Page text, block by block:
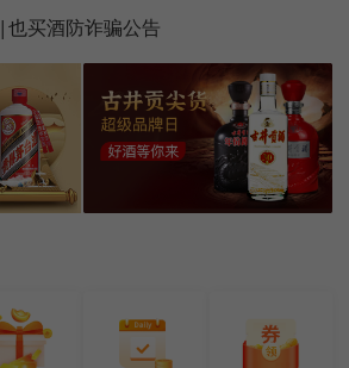
买酒防诈骗公告